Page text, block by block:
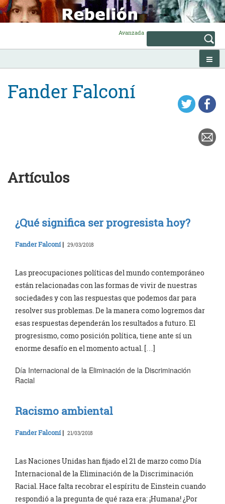
Skip
to
content
Avanzada
Fander Falconí
Artículos
¿Qué significa ser progresista hoy?
Fander Falconí| 29/03/2018
Las preocupaciones políticas del mundo contemporáneo
están relacionadas con las formas de vivir de nuestras
sociedades y con las respuestas que podemos dar para
resolver sus problemas. De la manera como logremos dar
esas respuestas dependerán los resultados a futuro. El
progresismo, como posición política, tiene ante sí un
enorme desafío en el momento actual. […]
Día Internacional de la Eliminación de la Discriminación
Racial
Racismo ambiental
Fander Falconí| 21/03/2018
Las Naciones Unidas han fijado el 21 de marzo como Día
Internacional de la Eliminación de la Discriminación
Racial. Hace falta recobrar el espíritu de Einstein cuando
respondió a la pregunta de qué raza era: ¡Humana! ¿Por